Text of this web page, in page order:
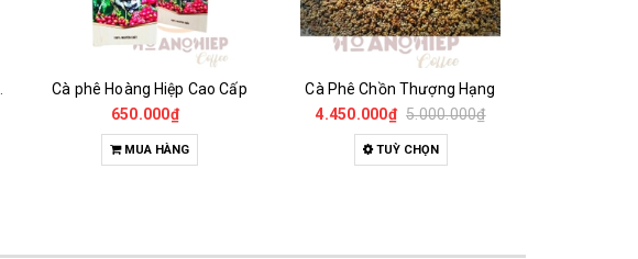
Cà phê Hoàng Hiệp Cao Cấp
650.000₫
MUA HÀNG
Cà Phê Chồn Thượng Hạng
4.450.000₫ 5.000.000₫
TUỲ CHỌN